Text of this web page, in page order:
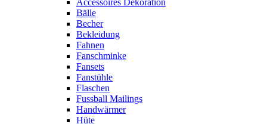
Accessoires Dekoration
Bälle
Becher
Bekleidung
Fahnen
Fanschminke
Fansets
Fanstühle
Flaschen
Fussball Mailings
Handwärmer
Hüte